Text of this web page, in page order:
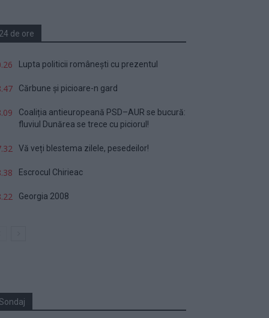
24 de ore
Lupta politicii românești cu prezentul
Cărbune și picioare-n gard
Coaliția antieuropeană PSD–AUR se bucură:
fluviul Dunărea se trece cu piciorul!
Vă veți blestema zilele, pesedeilor!
Escrocul Chirieac
Georgia 2008